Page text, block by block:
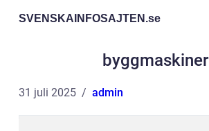
SVENSKAINFOSAJTEN.se
byggmaskiner
31 juli 2025 admin